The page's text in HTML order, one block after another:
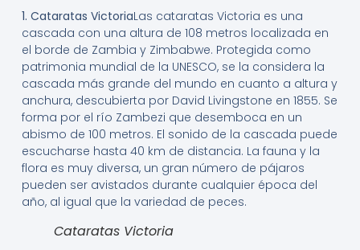
1. Cataratas VictoriaLas cataratas Victoria es una
cascada con una altura de 108 metros localizada en
el borde de Zambia y Zimbabwe. Protegida como
patrimonia mundial de la UNESCO, se la considera la
cascada más grande del mundo en cuanto a altura y
anchura, descubierta por David Livingstone en 1855. Se
forma por el río Zambezi que desemboca en un
abismo de 100 metros. El sonido de la cascada puede
escucharse hasta 40 km de distancia. La fauna y la
flora es muy diversa, un gran número de pájaros
pueden ser avistados durante cualquier época del
año, al igual que la variedad de peces.
Cataratas Victoria